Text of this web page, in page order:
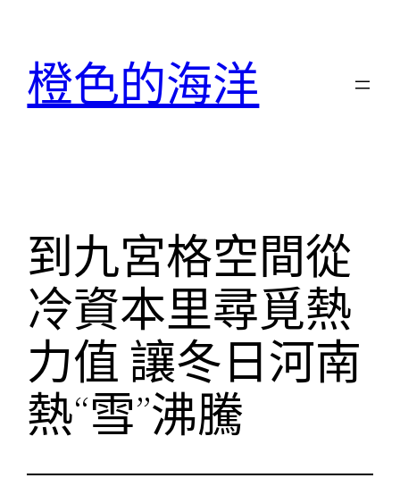
橙色的海洋
到九宮格空間從
冷資本里尋覓熱
力值 讓冬日河南
熱“雪”沸騰